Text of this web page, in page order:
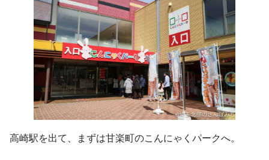
高崎駅を出て、まずは甘楽町のこんにゃくパークへ。